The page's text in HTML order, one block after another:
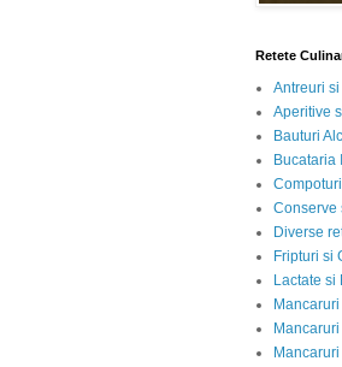
Retete
Antreuri
Aperitive
Bauturi
Bucataria
Conserve
Diverse
Fripturi si
Lactate si